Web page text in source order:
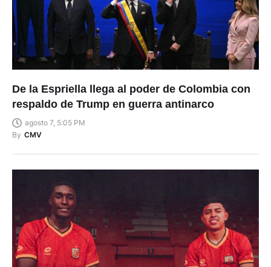
De la Espriella llega al poder de Colombia con
respaldo de Trump en guerra antinarco
agosto 7, 5:05 PM
By